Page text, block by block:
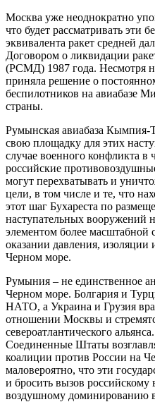
Москва уже неоднократно
что будет рассматривать эти
эквивалента ракет средней
Договором о ликвидации
(РСМД) 1987 года. Несмотря
приняла решение о
беспилотников на авиабазе
страны.
Румынская авиабаза Кымпия-
свою площадку для этих
случае военного конфликта в
российские
могут перехватывать и
цели, в том числе и те, что
этот шаг Бухареста по
наступательных вооружений
элементом более масштабной
оказании давления,
Черном море.
Румыния – не единственное
Черном море. Болгария и
НАТО, а Украина и Грузия
отношении Москвы и
североатлантического
Соединенные Штаты
коалиции против России на
маловероятно, что эти
и бросить вызов
воздушному доминированию